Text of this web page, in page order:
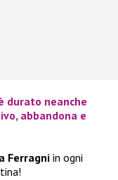
durato neanche
abbandona e
Ferragni in ogni